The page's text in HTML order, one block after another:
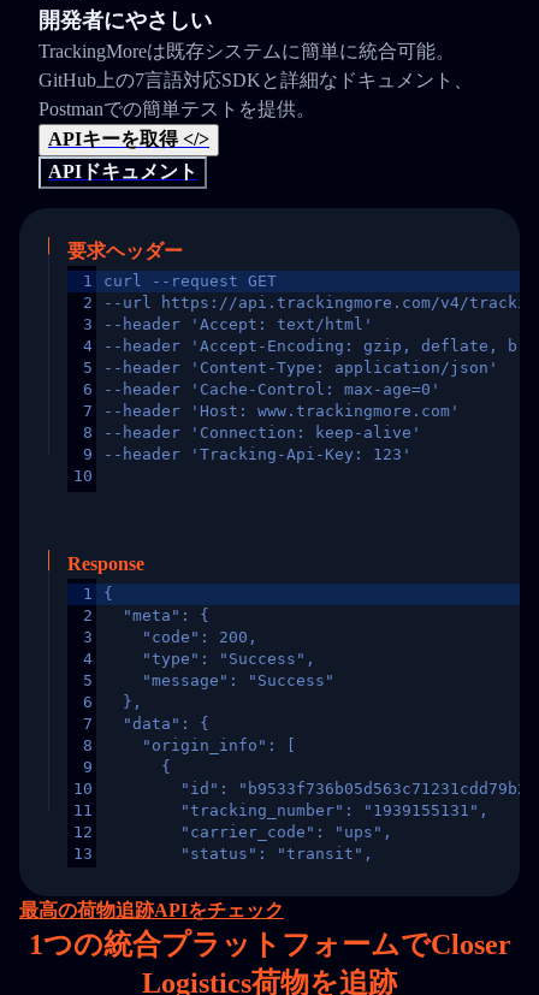
開発者にやさしい
TrackingMoreは既存システムに簡単に統合可能。
GitHub上の7言語対応SDKと詳細なドキュメント、
Postmanでの簡単テストを提供。
APIキーを取得 </>
APIドキュメント
要求ヘッダー
1
2
3
4
5
6
7
8
9
10
curl --request GET
--url https://api.trackingmore.com/v4/trackings/
--header 'Accept: text/html'
--header 'Accept-Encoding: gzip, deflate,
--header 'Content-Type: application/json'
--header 'Cache-Control: max-age=0'
--header 'Host: www.trackingmore.com'
--header 'Connection: keep-alive'
--header 'Tracking-Api-Key: 123'
Response
1
2
3
4
5
6
7
8
9
10
11
12
13
15
16
17
18
{
  "meta": {
    "code": 200,
    "type": "Success",
    "message": "Success"
  },
  "data": {
    "origin_info": [
      {
"id":
        "tracking_number": "1939155131",
        "carrier_code": "ups",
        "status": "transit",
"destination_country": "United
        "itemTimeLength": 2,
        "weblink": "",
        "phone": null,
        "trackinfo": [
最高の荷物追跡APIをチェック
1つの統合プラットフォームでCloser
Logistics荷物を追跡